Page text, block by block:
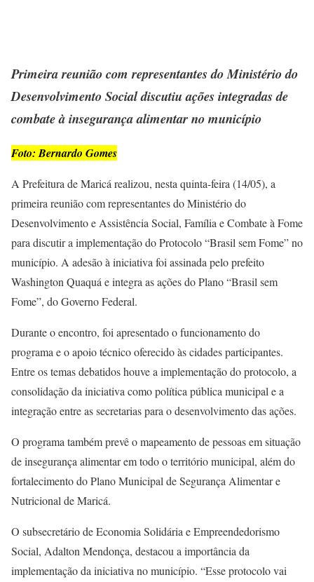
Primeira reunião com representantes do Ministério do
Desenvolvimento Social discutiu ações integradas de
combate à insegurança alimentar no município
Foto: Bernardo Gomes
A Prefeitura de Maricá realizou, nesta quinta-feira (14/05), a
primeira reunião com representantes do Ministério do
Desenvolvimento e Assistência Social, Família e Combate à Fome
para discutir a implementação do Protocolo “Brasil sem Fome” no
município. A adesão à iniciativa foi assinada pelo prefeito
Washington Quaquá e integra as ações do Plano “Brasil sem
Fome”, do Governo Federal.
Durante o encontro, foi apresentado o funcionamento do
programa e o apoio técnico oferecido às cidades participantes.
Entre os temas debatidos houve a implementação do protocolo, a
consolidação da iniciativa como política pública municipal e a
integração entre as secretarias para o desenvolvimento das ações.
O programa também prevê o mapeamento de pessoas em situação
de insegurança alimentar em todo o território municipal, além do
fortalecimento do Plano Municipal de Segurança Alimentar e
Nutricional de Maricá.
O subsecretário de Economia Solidária e Empreendedorismo
Social, Adalton Mendonça, destacou a importância da
implementação da iniciativa no município. “Esse protocolo vai